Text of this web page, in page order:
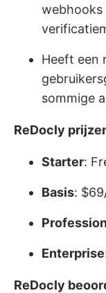
webhooks
Heeft een
sommige
ReDocly
Starter:
Basis:
Enterprise
ReDocly